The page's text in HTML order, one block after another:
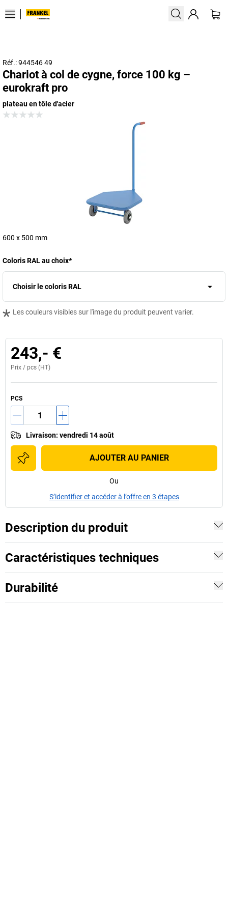
Réf.: 944546 49
Chariot à col de cygne, force 100 kg –
eurokraft pro
plateau en tôle d'acier
600 x 500 mm
Coloris RAL au choix*
Choisir le coloris RAL
* Les couleurs visibles sur l'image du produit peuvent varier.
243,- €
Prix / pcs (HT)
PCS
Livraison: vendredi 14 août
AJOUTER AU PANIER
Ou
S’identifier et accéder à l’offre en 3 étapes
Description du produit
Caractéristiques techniques
Durabilité